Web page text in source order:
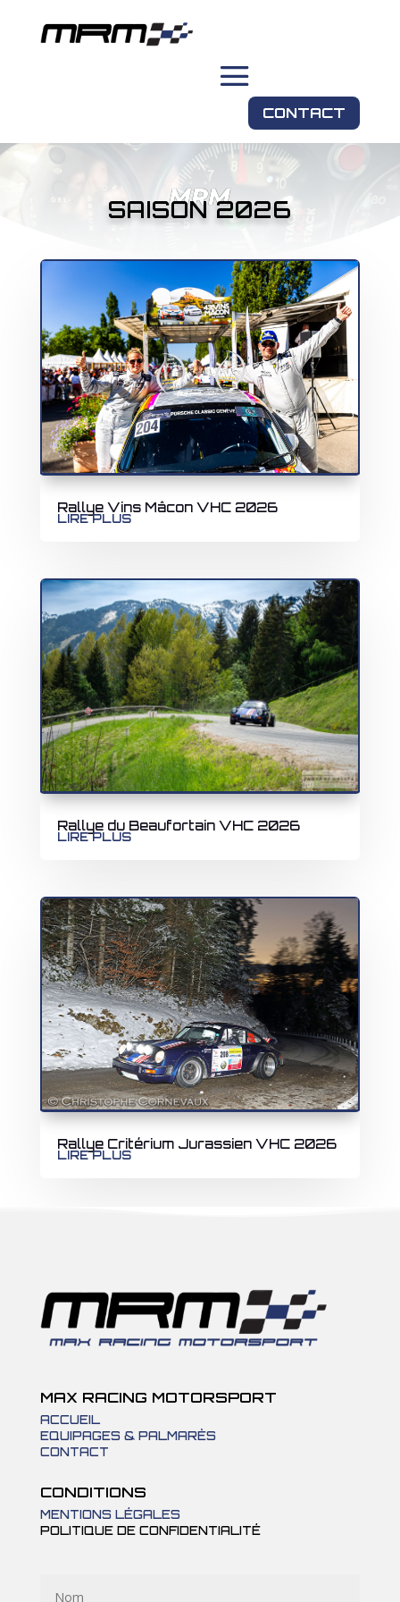
CONTACT
MRM
SAISON 2026
Rallye Vins Mâcon VHC 2026
LIRE PLUS
Rallye du Beaufortain VHC 2026
LIRE PLUS
Rallye Critérium Jurassien VHC 2026
LIRE PLUS
MAX RACING MOTORSPORT
ACCUEIL
EQUIPAGES & PALMARÈS
CONTACT
CONDITIONS
MENTIONS LÉGALES
POLITIQUE DE CONFIDENTIALITÉ